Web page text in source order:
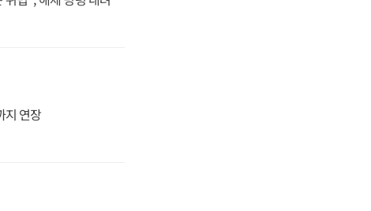
지 연장